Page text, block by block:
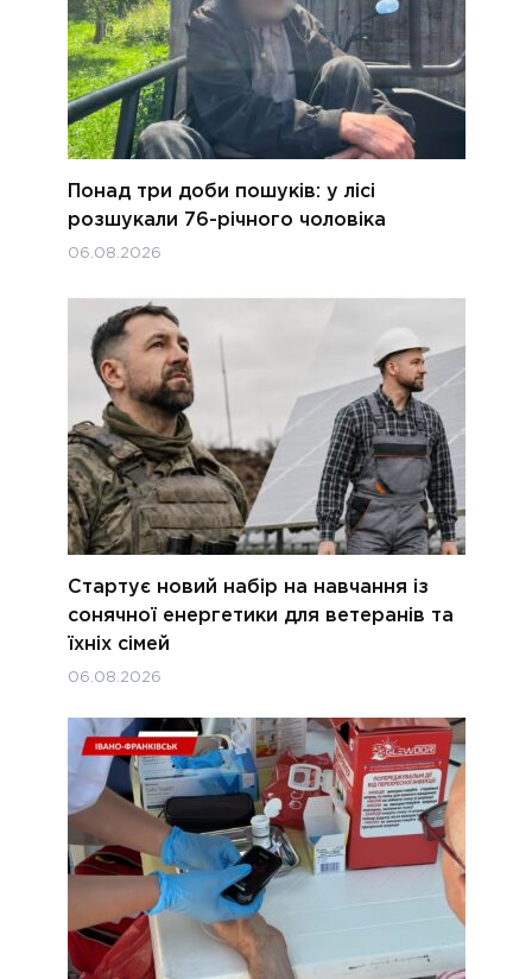
Понад три доби пошуків: у лісі
розшукали 76-річного чоловіка
06.08.2026
Стартує новий набір на навчання із
сонячної енергетики для ветеранів та
їхніх сімей
06.08.2026